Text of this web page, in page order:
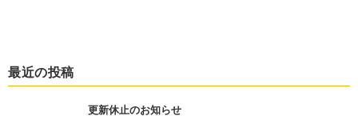
最近の投稿
更新休止のお知らせ